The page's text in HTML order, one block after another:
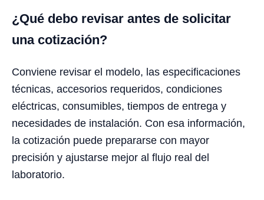
¿Qué debo revisar antes de solicitar
una cotización?
Conviene revisar el modelo, las especificaciones
técnicas, accesorios requeridos, condiciones
eléctricas, consumibles, tiempos de entrega y
necesidades de instalación. Con esa información,
la cotización puede prepararse con mayor
precisión y ajustarse mejor al flujo real del
laboratorio.